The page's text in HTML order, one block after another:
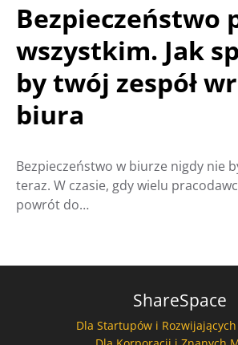
Bezpieczeństwo
wszystkim. Jak
by twój zespół
biura
Bezpieczeństwo w biurze nigdy nie
teraz. W czasie, gdy wielu
powrót do…
ShareSpace
Dla Startupów i